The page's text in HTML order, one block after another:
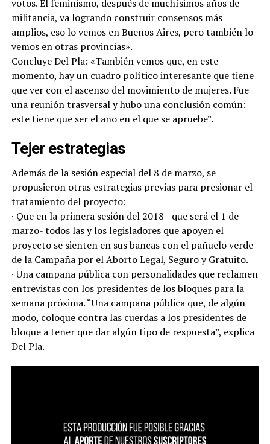
votos. El feminismo, después de muchísimos años de
militancia, va logrando construir consensos más
amplios, eso lo vemos en Buenos Aires, pero también lo
vemos en otras provincias».
Concluye Del Pla: «También vemos que, en este
momento, hay un cuadro político interesante que tiene
que ver con el ascenso del movimiento de mujeres. Fue
una reunión trasversal y hubo una conclusión común:
este tiene que ser el año en el que se apruebe”.
Tejer estrategias
Además de la sesión especial del 8 de marzo, se
propusieron otras estrategias previas para presionar el
tratamiento del proyecto:
· Que en la primera sesión del 2018 –que será el 1 de
marzo- todos las y los legisladores que apoyen el
proyecto se sienten en sus bancas con el pañuelo verde
de la Campaña por el Aborto Legal, Seguro y Gratuito.
· Una campaña pública con personalidades que reclamen
entrevistas con los presidentes de los bloques para la
semana próxima. “Una campaña pública que, de algún
modo, coloque contra las cuerdas a los presidentes de
bloque a tener que dar algún tipo de respuesta”, explica
Del Pla.